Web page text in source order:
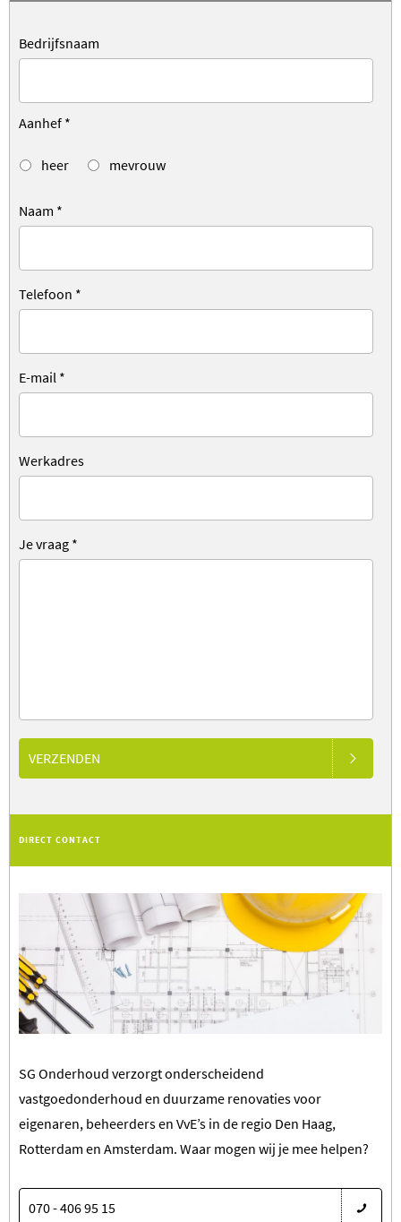
Bedrijfsnaam
Aanhef *
heer mevrouw
Naam *
Telefoon *
E-mail *
Werkadres
Je vraag *
VERZENDEN
DIRECT CONTACT
SG Onderhoud verzorgt onderscheidend
vastgoedonderhoud en duurzame renovaties voor
eigenaren, beheerders en VvE’s in de regio Den Haag,
Rotterdam en Amsterdam. Waar mogen wij je mee helpen?
070 - 406 95 15